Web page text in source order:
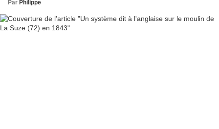
Par Philippe